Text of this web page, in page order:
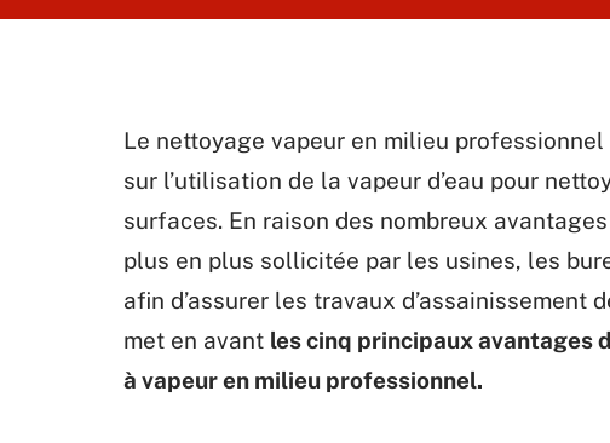
Le nettoyage vapeur en milieu
sur l’utilisation de la vapeur d’eau pour
surfaces. En raison des nombreux
plus en plus sollicitée par les usines, les
afin d’assurer les travaux
met en avant les cinq principaux avantages
à vapeur en milieu professionnel.